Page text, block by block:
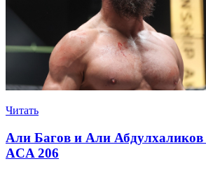
Читать
Али Багов и Али Абдулхаликов
ACA 206